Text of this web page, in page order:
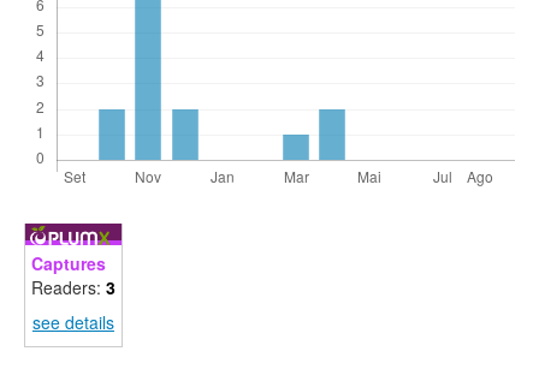
Captures
Readers: 3
see details